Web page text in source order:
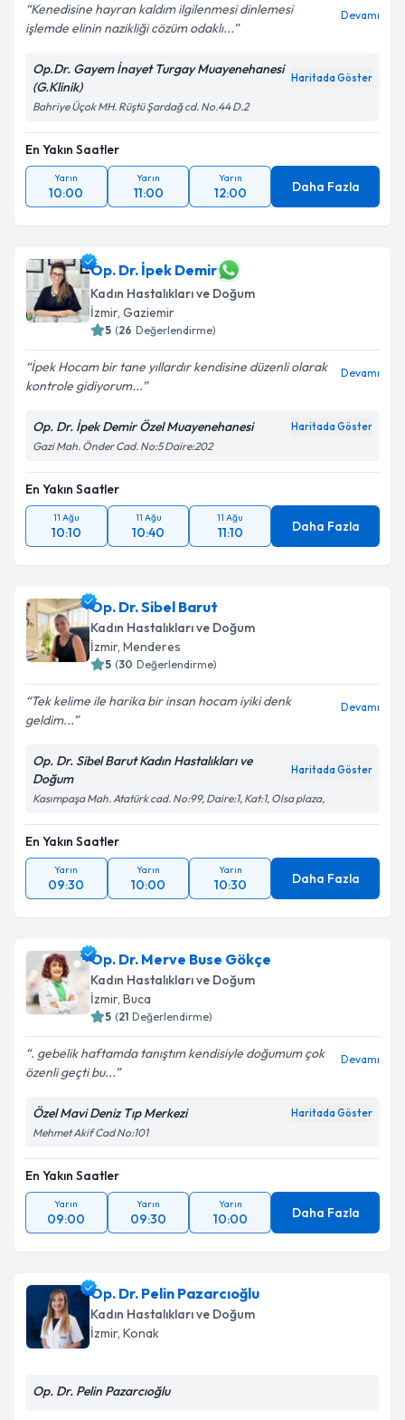
Kenedisine hayran kaldım ilgilenmesi dinlemesi
işlemde elinin nazikliği cözüm odaklı...
Devamı
Op.Dr. Gayem İnayet Turgay Muayenehanesi
(G.Klinik)
Haritada Göster
Bahriye Üçok MH. Rüştü Şardağ cd. No.44 D.2
En Yakın Saatler
Yarın
10:00
Yarın
11:00
Yarın
12:00 Daha Fazla
Op. Dr. İpek Demir
Kadın Hastalıkları ve Doğum
İzmir, Gaziemir
5 (26 Değerlendirme)
İpek Hocam bir tane yıllardır kendisine düzenli olarak
kontrole gidiyorum...
Devamı
Op. Dr. İpek Demir Özel Muayenehanesi Haritada Göster
Gazi Mah. Önder Cad. No:5 Daire:202
En Yakın Saatler
11 Ağu
10:10
11 Ağu
10:40
11 Ağu
11:10 Daha Fazla
Op. Dr. Sibel Barut
Kadın Hastalıkları ve Doğum
İzmir, Menderes
5 (30 Değerlendirme)
Tek kelime ile harika bir insan hocam iyiki denk
geldim...
Devamı
Op. Dr. Sibel Barut Kadın Hastalıkları ve
Doğum
Haritada Göster
Kasımpaşa Mah. Atatürk cad. No:99, Daire:1, Kat:1, Olsa plaza,
En Yakın Saatler
Yarın
09:30
Yarın
10:00
Yarın
10:30 Daha Fazla
Op. Dr. Merve Buse Gökçe
Kadın Hastalıkları ve Doğum
İzmir, Buca
5 (21 Değerlendirme)
. gebelik haftamda tanıştım kendisiyle doğumum çok
özenli geçti bu...
Devamı
Özel Mavi Deniz Tıp Merkezi Haritada Göster
Mehmet Akif Cad No:101
En Yakın Saatler
Yarın
09:00
Yarın
09:30
Yarın
10:00 Daha Fazla
Op. Dr. Pelin Pazarcıoğlu
Kadın Hastalıkları ve Doğum
İzmir, Konak
Op. Dr. Pelin Pazarcıoğlu